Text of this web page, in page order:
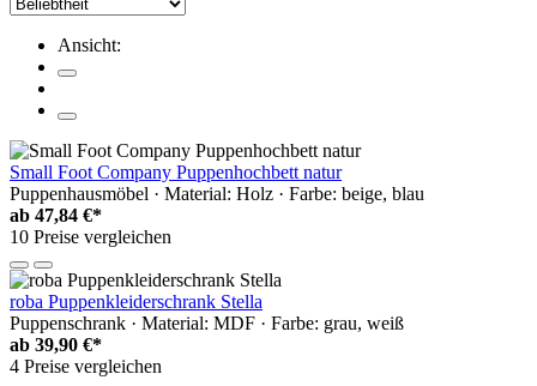
Ansicht:
Small Foot Company Puppenhochbett natur
Puppenhausmöbel · Material: Holz · Farbe: beige, blau
ab 47,84 €*
10 Preise vergleichen
roba Puppenkleiderschrank Stella
Puppenschrank · Material: MDF · Farbe: grau, weiß
ab 39,90 €*
4 Preise vergleichen